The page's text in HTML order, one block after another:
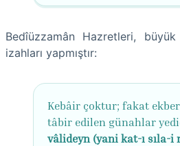
Bedîüzzamân Hazretleri,
izahları yapmıştır:
Kebâir çoktur; fakat
tâbir edilen günahlar
vâlideyn (yani kat-ı sıla-i